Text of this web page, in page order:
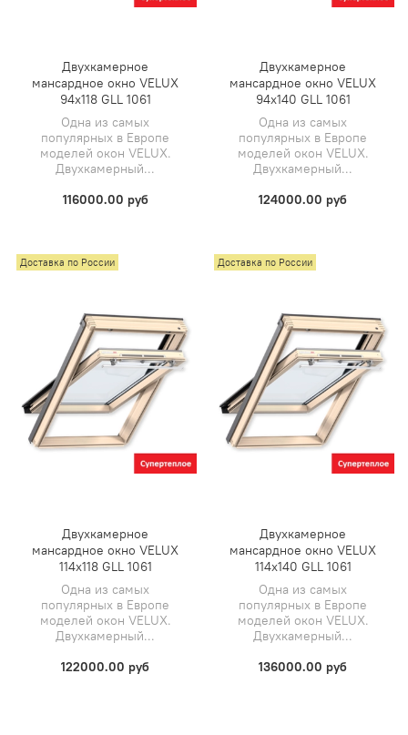
Двухкамерное
мансардное окно VELUX
94х118 GLL 1061
Одна из самых
популярных в Европе
моделей окон VELUX.
Двухкамерный...
116000.00 руб
Двухкамерное
мансардное окно VELUX
94х140 GLL 1061
Одна из самых
популярных в Европе
моделей окон VELUX.
Двухкамерный...
124000.00 руб
Доставка по России
Двухкамерное
мансардное окно VELUX
114х118 GLL 1061
Одна из самых
популярных в Европе
моделей окон VELUX.
Двухкамерный...
122000.00 руб
Доставка по России
Двухкамерное
мансардное окно VELUX
114х140 GLL 1061
Одна из самых
популярных в Европе
моделей окон VELUX.
Двухкамерный...
136000.00 руб